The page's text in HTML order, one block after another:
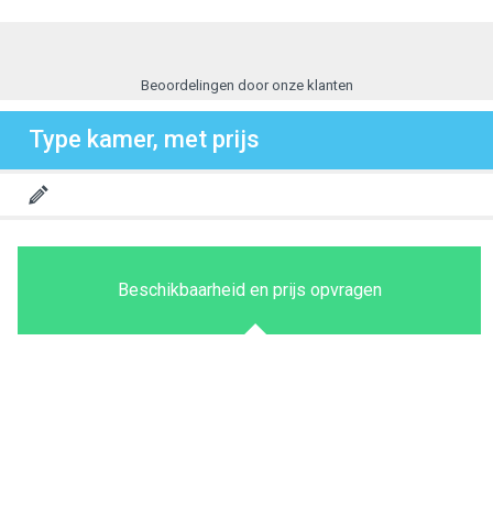
Beoordelingen door onze klanten
Type kamer, met prijs
Beschikbaarheid en prijs opvragen